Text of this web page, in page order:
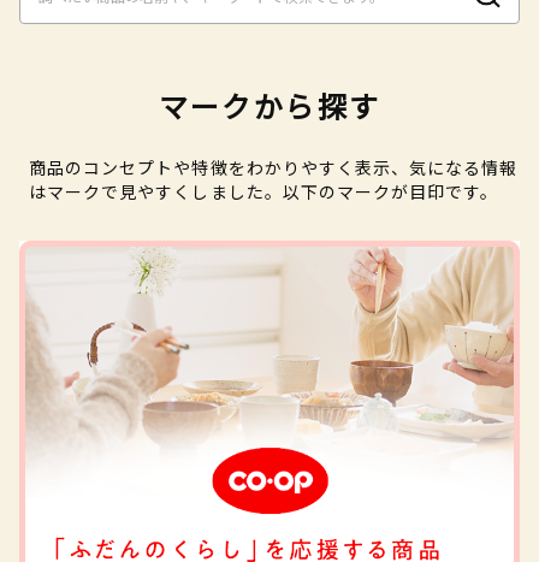
マークから探す
商品のコンセプトや特徴をわかりやすく表示、気になる情報
はマークで見やすくしました。以下のマークが目印です。